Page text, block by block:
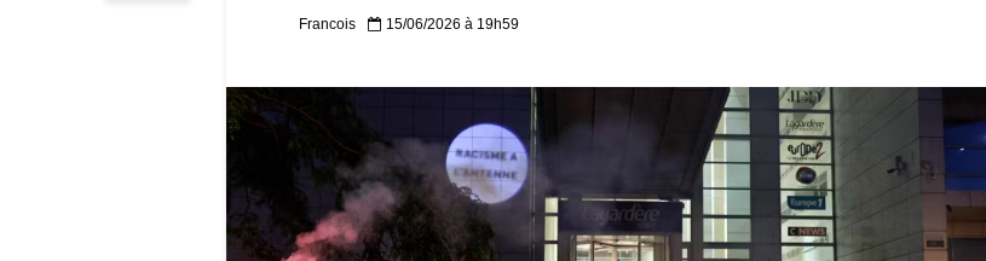
Francois 15/06/2026 à 19h59